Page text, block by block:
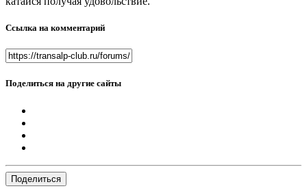
Ссылка на комментарий
Поделиться на другие сайты
Поделиться